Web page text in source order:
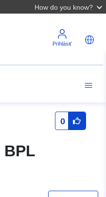
How do you know?
Prihlásiť
0
BPL